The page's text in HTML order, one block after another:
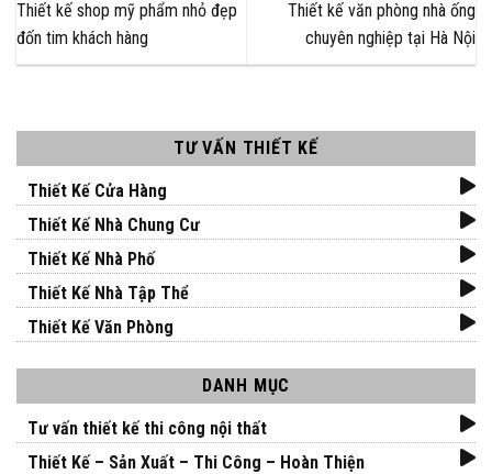
TƯ VẤN THIẾT KẾ
Thiết Kế Cửa Hàng
Thiết Kế Nhà Chung Cư
Thiết Kế Nhà Phố
Thiết Kế Nhà Tập Thể
Thiết Kế Văn Phòng
DANH MỤC
Tư vấn thiết kế thi công nội thất
Thiết Kế – Sản Xuất – Thi Công – Hoàn Thiện
Thiết kế shop mỹ phẩm nhỏ đẹp
đốn tim khách hàng
Thiết kế văn phòng nhà ống
chuyên nghiệp tại Hà Nội